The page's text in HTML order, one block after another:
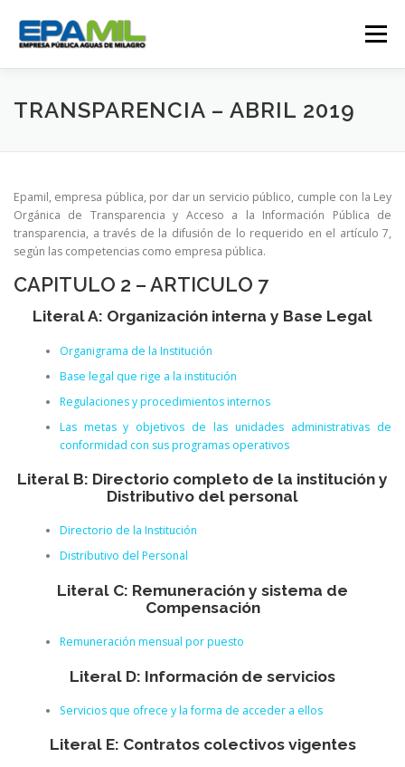
contenido
Menú
CONÓCENOS CONTÁCTENOS
GESTIÓN OPERATIVA CAMPAÑAS
TRANSPARENCIA – ABRIL 2019
Epamil, empresa pública, por dar un servicio público, cumple con la Ley
Orgánica de Transparencia y Acceso a la Información Pública de
transparencia, a través de la difusión de lo requerido en el artículo 7,
según las competencias como empresa pública.
CAPITULO 2 – ARTICULO 7
Literal A: Organización interna y Base Legal
Organigrama de la Institución
Base legal que rige a la institución
Regulaciones y procedimientos internos
Las metas y objetivos de las unidades administrativas de
conformidad con sus programas operativos
Literal B: Directorio completo de la institución y
Distributivo del personal
Directorio de la Institución
Distributivo del Personal
Literal C: Remuneración y sistema de
Compensación
Remuneración mensual por puesto
Literal D: Información de servicios
Servicios que ofrece y la forma de acceder a ellos
Literal E: Contratos colectivos vigentes